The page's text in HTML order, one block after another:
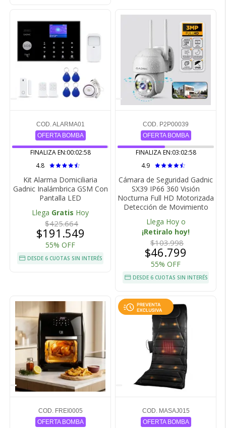
COD. ALARMA01
OFERTA BOMBA
FINALIZA EN:00:02:57
4.8
Kit Alarma Domiciliaria
Gadnic Inalámbrica GSM Con
Pantalla LED
Llega Gratis Hoy
$425.664
$191.549
55% OFF
DESDE 6 CUOTAS SIN INTERÉS
COD. P2P00039
OFERTA BOMBA
FINALIZA EN:03:02:57
4.9
Cámara de Seguridad Gadnic
SX39 IP66 360 Visión
Nocturna Full HD Motorizada
Detección de Movimiento
Llega Hoy o
¡Retiralo hoy!
$103.998
$46.799
55% OFF
DESDE 6 CUOTAS SIN INTERÉS
COD. FREI0005
OFERTA BOMBA
COD. MASAJ015
OFERTA BOMBA